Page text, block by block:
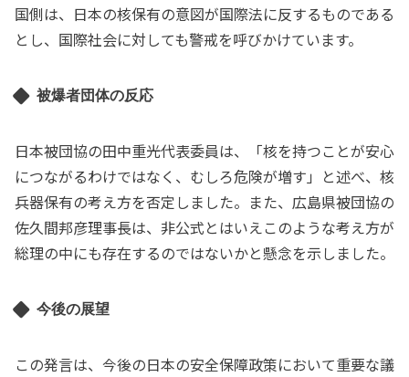
国側は、日本の核保有の意図が国際法に反するものである
とし、国際社会に対しても警戒を呼びかけています。
被爆者団体の反応
日本被団協の田中重光代表委員は、「核を持つことが安心
につながるわけではなく、むしろ危険が増す」と述べ、核
兵器保有の考え方を否定しました。また、広島県被団協の
佐久間邦彦理事長は、非公式とはいえこのような考え方が
総理の中にも存在するのではないかと懸念を示しました。
今後の展望
この発言は、今後の日本の安全保障政策において重要な議